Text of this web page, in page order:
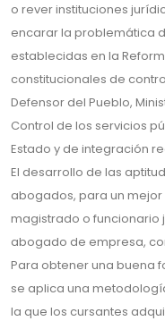
o rever instituciones
encarar la problemática
establecidas en la
constitucionales de
Defensor del Pueblo,
Control de los servicios
Estado y de integración
El desarrollo de las
abogados, para un
magistrado o funcionario
abogado de empresa,
Para obtener una buena
se aplica una
la que los cursantes